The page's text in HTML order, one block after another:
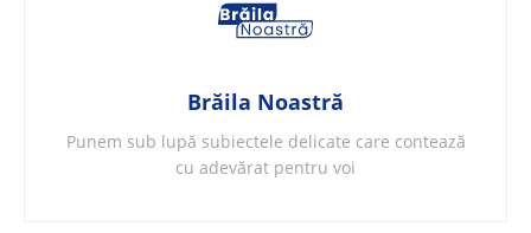
Brăila Noastră
Punem sub lupă subiectele delicate care contează
cu adevărat pentru voi